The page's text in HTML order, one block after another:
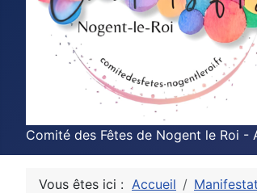
Comité des Fêtes de Nogent le Roi -
Vous êtes ici : Accueil